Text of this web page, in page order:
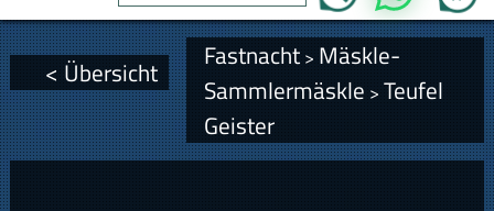
< Übersicht Fastnacht> Mäskle-
Sammlermäskle > Teufel
Geister